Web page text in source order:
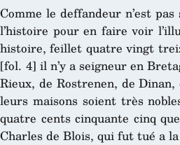
Comme le deffandeur n’est
l’histoire pour en faire voir
histoire, feillet quatre vingt
[fol. 4] il n’y a seigneur en
Rieux, de Rostrenen, de
leurs maisons soient très
quatre cents cinquante cinq
Charles de Blois, qui fut tué a